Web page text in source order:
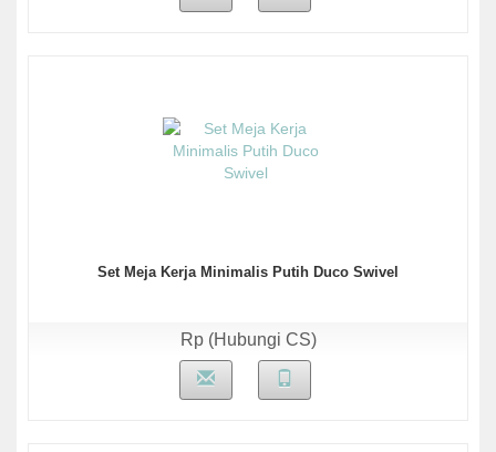
Set Meja Kerja Minimalis Putih Duco Swivel
Rp (Hubungi CS)